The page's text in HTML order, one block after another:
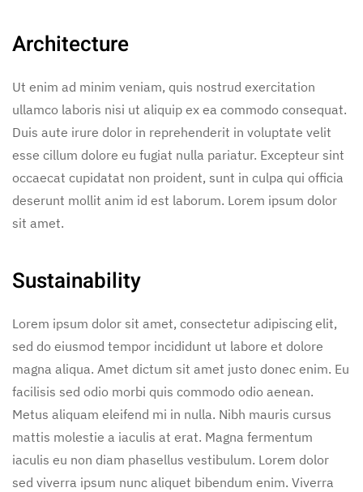
Architecture
Ut enim ad minim veniam, quis nostrud exercitation
ullamco laboris nisi ut aliquip ex ea commodo consequat.
Duis aute irure dolor in reprehenderit in voluptate velit
esse cillum dolore eu fugiat nulla pariatur. Excepteur sint
occaecat cupidatat non proident, sunt in culpa qui officia
deserunt mollit anim id est laborum. Lorem ipsum dolor
sit amet.
Sustainability
Lorem ipsum dolor sit amet, consectetur adipiscing elit,
sed do eiusmod tempor incididunt ut labore et dolore
magna aliqua. Amet dictum sit amet justo donec enim. Eu
facilisis sed odio morbi quis commodo odio aenean.
Metus aliquam eleifend mi in nulla. Nibh mauris cursus
mattis molestie a iaculis at erat. Magna fermentum
iaculis eu non diam phasellus vestibulum. Lorem dolor
sed viverra ipsum nunc aliquet bibendum enim. Viverra